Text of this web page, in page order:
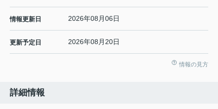
情報更新日 2026年08月06日
更新予定日 2026年08月20日
情報の見方
詳細情報